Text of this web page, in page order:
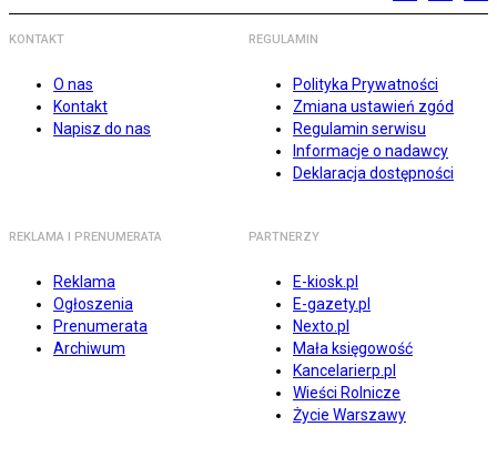
KONTAKT
O nas
Kontakt
Napisz do nas
REGULAMIN
Polityka Prywatności
Zmiana ustawień zgód
Regulamin serwisu
Informacje o nadawcy
Deklaracja dostępności
REKLAMA I PRENUMERATA
Reklama
Ogłoszenia
Prenumerata
Archiwum
PARTNERZY
E-kiosk.pl
E-gazety.pl
Nexto.pl
Mała księgowość
Kancelarierp.pl
Wieści Rolnicze
Życie Warszawy